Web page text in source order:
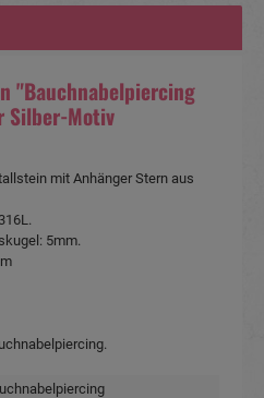
"Bauchnabelpiercing
Silber-Motiv
mit Anhänger Stern aus
5mm.